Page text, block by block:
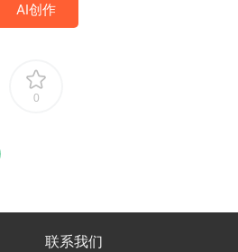
AI创作
0
联系我们